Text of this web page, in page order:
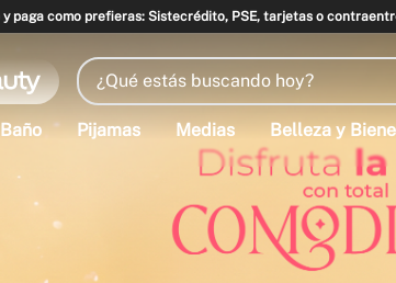
y paga como prefieras: Sistecrédito, PSE, tarjetas o
¿Qué estás buscando hoy?
Pijamas Medias Belleza y